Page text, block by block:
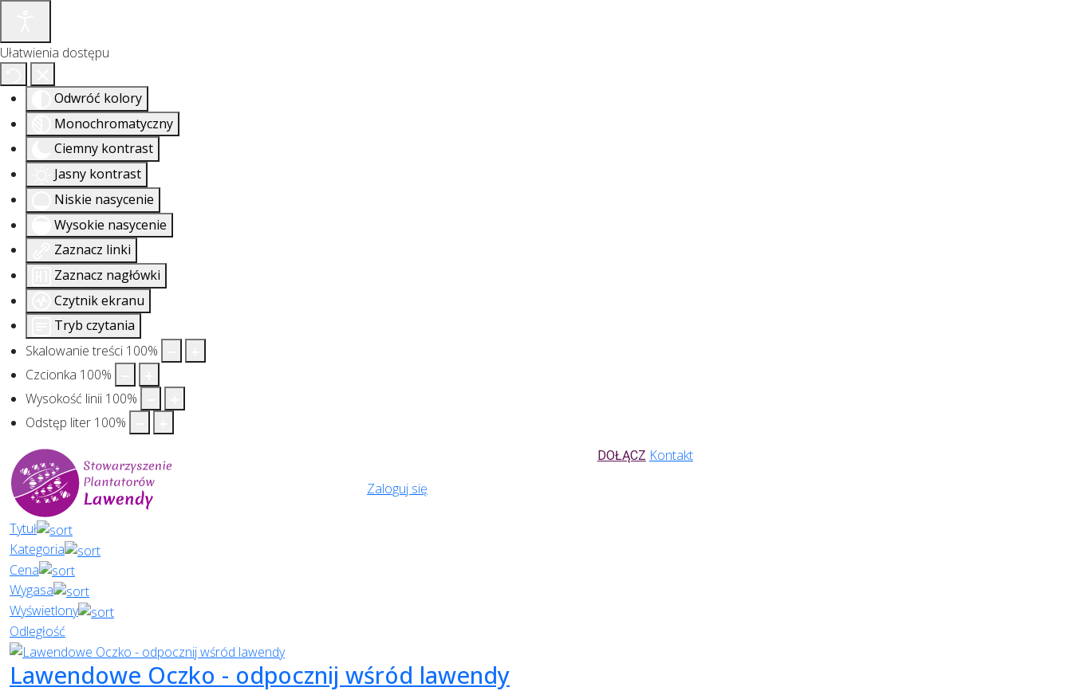
Ułatwienia dostępu
Odwróć kolory
Monochromatyczny
Ciemny kontrast
Jasny kontrast
Niskie nasycenie
Wysokie nasycenie
Zaznacz linki
Zaznacz nagłówki
Czytnik ekranu
Tryb czytania
Skalowanie treści 100%
Czcionka 100%
Wysokość linii 100%
Odstęp liter 100%
DOŁĄCZ Kontakt
Zaloguj się
Tytuł
Kategoria
Cena
Wygasa
Wyświetlony
Odległość
Lawendowe Oczko - odpocznij wśród lawendy